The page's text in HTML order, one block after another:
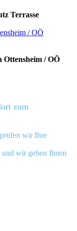
Terrasse
Ottensheim / OÖ
zum
wir Ihre
und wir geben Ihnen